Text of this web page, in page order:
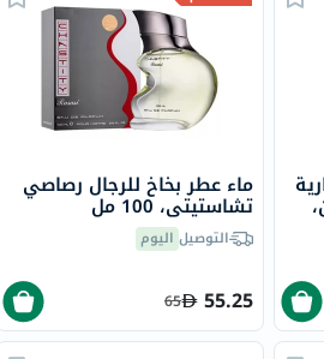
ماء عطر بخاخ للرجال رصاصي
تشاستيتي، 100 مل
التوصيل اليوم
55.25
65